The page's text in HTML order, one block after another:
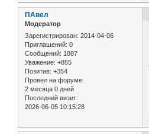
ПАвел
Модератор
Зарегистрирован: 2014-04-06
Приглашений: 0
Сообщений: 1887
Уважение: +855
Позитив: +354
Провел на форуме:
2 месяца 0 дней
Последний визит:
2026-06-05 10:15:28